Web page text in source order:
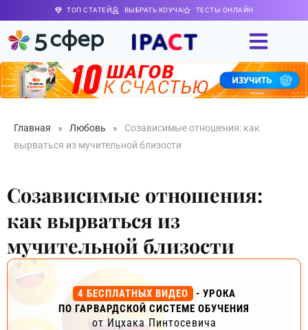
ТОП СТАТЕЙ ВЫБРАТЬ КОУЧА ТЕСТЫ ОНЛАЙН
Главная » Любовь »
Созависимые отношения: как
вырваться из мучительной близости
Созависимые отношения:
как вырваться из
мучительной близости
4 БЕСПЛАТНЫХ ВИДЕО
- УРОКА
ПО ГАРВАРДСКОЙ СИСТЕМЕ ОБУЧЕНИЯ
от Ицхака Пинтосевича